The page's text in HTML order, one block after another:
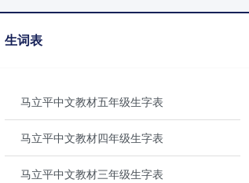
生词表
马立平中文教材五年级生字表
马立平中文教材四年级生字表
马立平中文教材三年级生字表